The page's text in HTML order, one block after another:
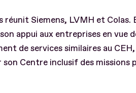
réunit Siemens, LVMH et Colas.
appui aux entreprises en vue
de services similaires au CEH,
son Centre inclusif des missions